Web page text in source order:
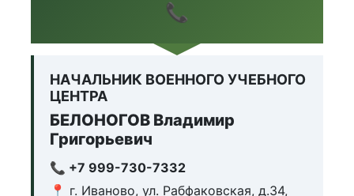
📞
НАЧАЛЬНИК ВОЕННОГО УЧЕБНОГО
ЦЕНТРА
БЕЛОНОГОВ Владимир
Григорьевич
📞 +7 999-730-7332
📍 г. Иваново, ул. Рабфаковская, д.34,